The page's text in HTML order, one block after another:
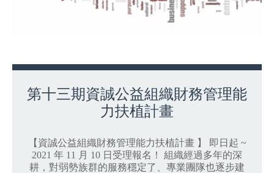
第十三期資誠公益組織財務管理能
力扶植計畫
【資誠公益組織財務管理能力扶植計畫 】 即日起 ~
2021 年 11 月 10 日受理報名！ 組織經過多年的深
耕，對弱勢族群的服務穩定了、專業團隊也逐步建